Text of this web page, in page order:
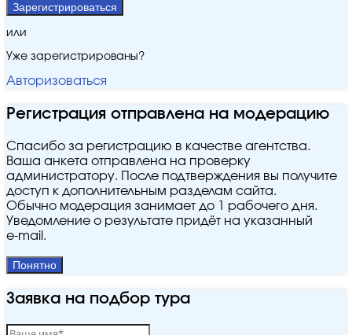
Зарегистрироваться
или
Уже зарегистрированы?
Авторизоваться
Регистрация отправлена на модерацию
Спасибо за регистрацию в качестве агентства.
Ваша анкета отправлена на проверку
администратору. После подтверждения вы получите
доступ к дополнительным разделам сайта.
Обычно модерация занимает до 1 рабочего дня.
Уведомление о результате придёт на указанный
e‑mail.
Понятно
Заявка на подбор тура